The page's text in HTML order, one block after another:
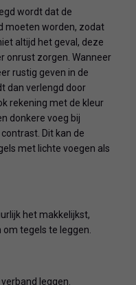
wordt dat de
moeten worden, zodat
altijd het geval, deze
onrust zorgen. Wanneer
rustig geven in de
dan verlengd door
rekening met de kleur
donkere voeg bij
Dit kan de
met lichte voegen als
het makkelijkst,
tegels te leggen.
leggen.